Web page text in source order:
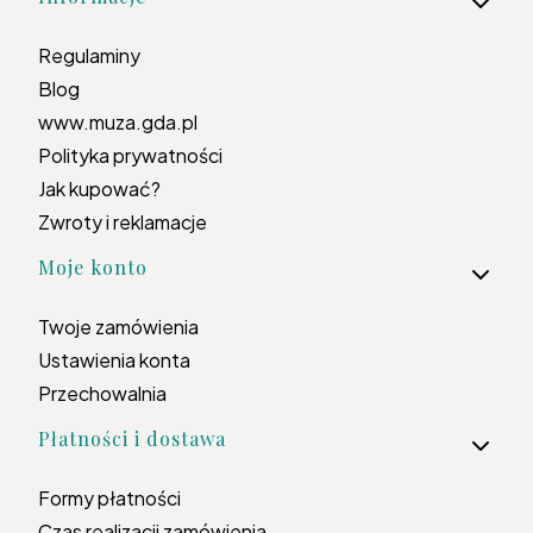
Regulaminy
Blog
www.muza.gda.pl
Polityka prywatności
Jak kupować?
Zwroty i reklamacje
Moje konto
Twoje zamówienia
Ustawienia konta
Przechowalnia
Płatności i dostawa
Formy płatności